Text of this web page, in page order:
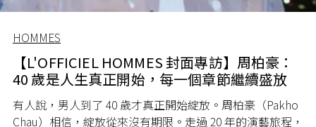
HOMMES
【L'OFFICIEL HOMMES 封面專訪】周柏豪：
40 歲是人生真正開始，每一個章節繼續盛放
有人說，男人到了 40 歲才真正開始綻放。周柏豪（Pakho
Chau）相信，綻放從來沒有期限。走過 20 年的演藝旅程，